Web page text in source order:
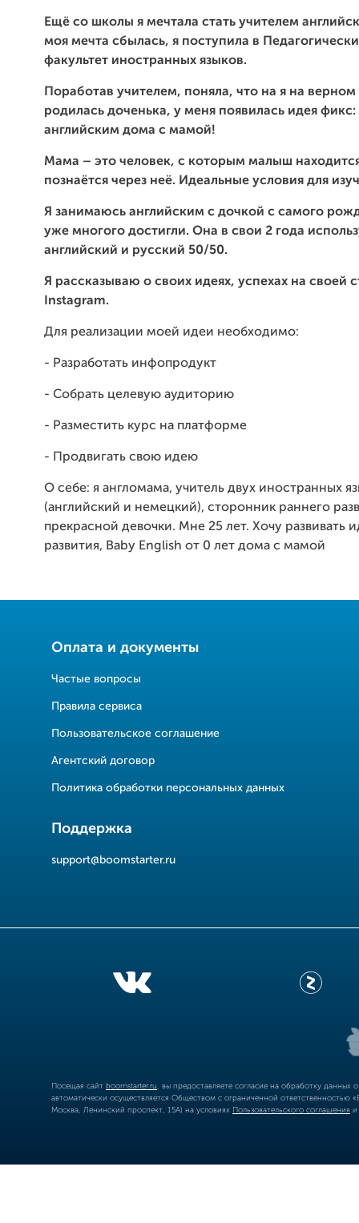
Ещё со школы я мечтала стать учителем
моя мечта сбылась, я поступила в
факультет иностранных языков.
Поработав учителем, поняла, что на я на верном
родилась доченька, у меня появилась идея фикс:
английским дома с мамой!
Мама – это человек, с которым малыш
познаётся через неё. Идеальные условия для
Я занимаюсь английским с дочкой с самого
уже многого достигли. Она в свои 2 года
английский и русский 50/50.
Я рассказываю о своих идеях, успехах на своей
Instagram.
Для реализации моей идеи необходимо:
- Разработать инфопродукт
- Собрать целевую аудиторию
- Разместить курс на платформе
- Продвигать свою идею
О себе: я англомама, учитель двух иностранных
(английский и немецкий), сторонник раннего
прекрасной девочки. Мне 25 лет. Хочу развивать
развития, Baby English от 0 лет дома с мамой
Оплата и документы
Частые вопросы
Правила сервиса
Пользовательское соглашение
Агентский договор
Политика обработки персональных данных
Поддержка
support@boomstarter.ru
Посещая сайт boomstarter.ru , вы предоставляете согласие на обработку
автоматически осуществляется Обществом с ограниченной
Москва, Ленинский проспект, 15А) на условиях Пользовательского соглашения и